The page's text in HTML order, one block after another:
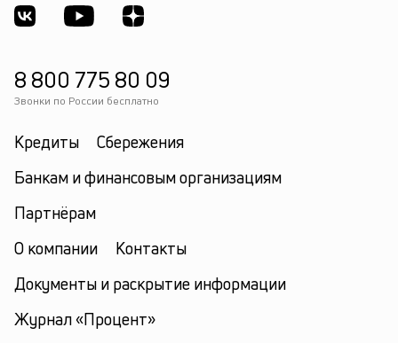
8 800 775 80 09
Звонки по России бесплатно
Кредиты
Сбережения
Банкам и финансовым организациям
Партнёрам
О компании
Контакты
Документы и раскрытие информации
Журнал «Процент»